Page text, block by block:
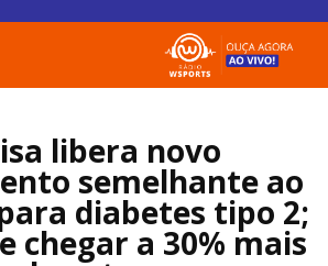
libera novo
semelhante ao
diabetes tipo 2;
chegar a 30% mais